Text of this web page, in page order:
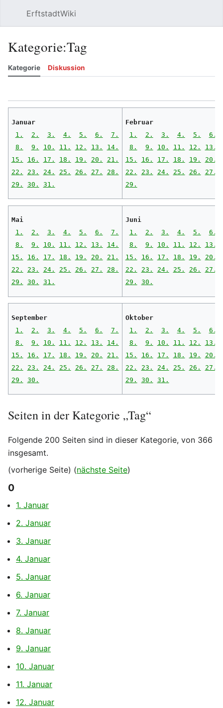
ErftstadtWiki
Kategorie:Tag
Kategorie Diskussion
Januar
1.
2. 3. 4. 5. 6.
7.
8.
9. 10. 11. 12. 13.
14.
15.
16. 17. 18. 19. 20.
21.
22.
23. 24. 25. 26. 27.
28.
29.
30. 31.
Februar
1.
2. 3. 4. 5.
6.
8.
9. 10. 11. 12. 13.
15.
16. 17. 18. 19. 20.
22.
23. 24. 25. 26. 27.
29.
Mai
1.
2. 3. 4. 5. 6.
7.
8.
9. 10. 11. 12. 13.
14.
15.
16. 17. 18. 19. 20.
21.
22.
23. 24. 25. 26. 27.
28.
29.
30. 31.
Juni
1.
2. 3. 4. 5.
6.
8.
9. 10. 11. 12. 13.
15.
16. 17. 18. 19. 20.
22.
23. 24. 25. 26. 27.
29.
30.
September
1.
2. 3. 4. 5. 6.
7.
8.
9. 10. 11. 12. 13.
14.
15.
16. 17. 18. 19. 20.
21.
22.
23. 24. 25. 26. 27.
28.
29.
30.
Oktober
1.
2. 3. 4. 5.
6.
8.
9. 10. 11. 12. 13.
15.
16. 17. 18. 19. 20.
22.
23. 24. 25. 26. 27.
29.
30. 31.
Seiten in der Kategorie „Tag“
Folgende 200 Seiten sind in dieser Kategorie, von 366
insgesamt.
(vorherige Seite) (nächste Seite)
0
1. Januar
2. Januar
3. Januar
4. Januar
5. Januar
6. Januar
7. Januar
8. Januar
9. Januar
10. Januar
11. Januar
12. Januar